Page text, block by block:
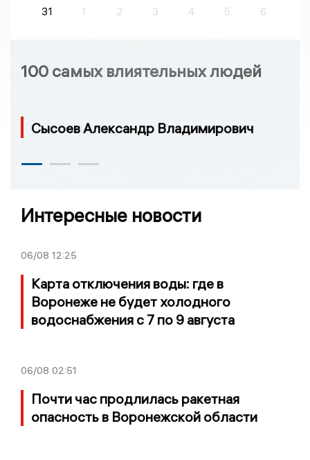
31
1 2 3 4 5 6
100 самых влиятельных людей
Сысоев Александр Владимирович
Интересные новости
06/08 12:25
Карта отключения воды: где в
Воронеже не будет холодного
водоснабжения с 7 по 9 августа
06/08 02:51
Почти час продлилась ракетная
опасность в Воронежской области